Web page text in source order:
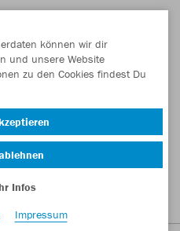
können wir dir
und unsere Website
zu den Cookies findest Du
Infos
Impressum